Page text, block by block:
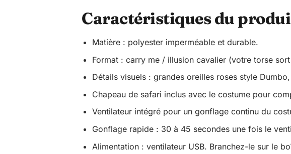
Caractéristiques du
Matière : polyester imperméable et durable.
Format : carry me / illusion cavalier (votre torse
Détails visuels : grandes oreilles roses style
Chapeau de safari inclus avec le costume pour
Ventilateur intégré pour un gonflage continu du
Gonflage rapide : 30 à 45 secondes une fois le
Alimentation : ventilateur USB. Branchez-le sur le